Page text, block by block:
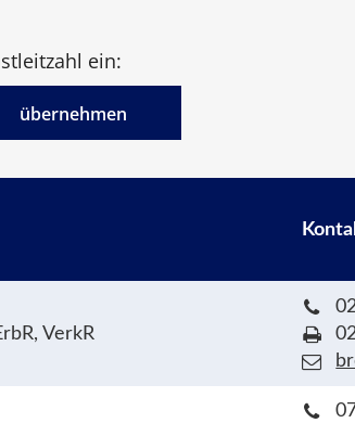
ein:
übernehmen
VerkR